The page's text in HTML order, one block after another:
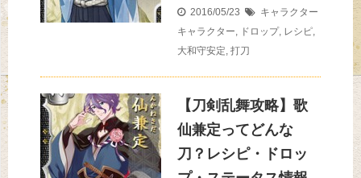
2016/05/23
キャラクター
キャラクター, ドロップ, レシピ,
大和守安定, 打刀
【刀剣乱舞攻略】歌
仙兼定ってどんな
刀？レシピ・ドロッ